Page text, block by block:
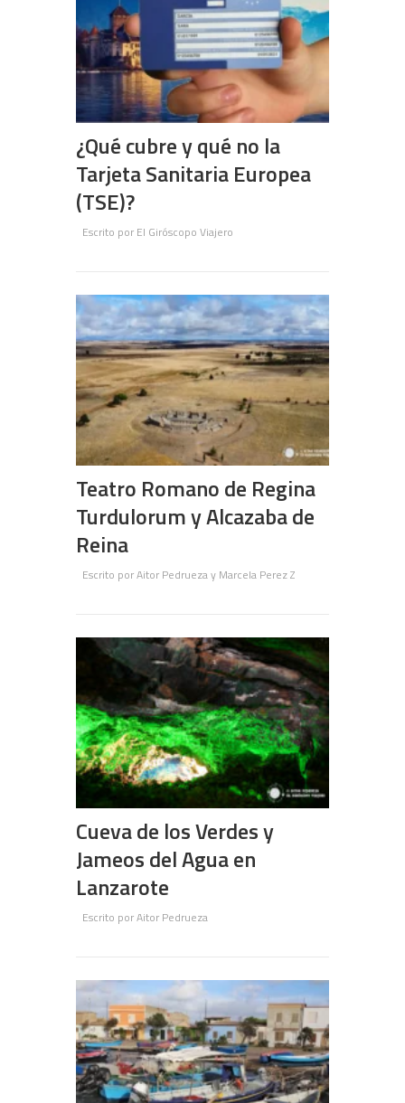
¿Qué cubre y qué no la
Tarjeta Sanitaria Europea
(TSE)?
Escrito por El Giróscopo Viajero
Teatro Romano de Regina
Turdulorum y Alcazaba de
Reina
Escrito porAitor Pedrueza y Marcela Perez Z
Cueva de los Verdes y
Jameos del Agua en
Lanzarote
Escrito porAitor Pedrueza